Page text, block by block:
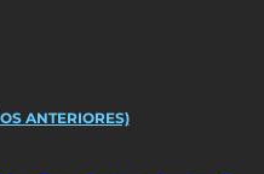
ANTERIORES)